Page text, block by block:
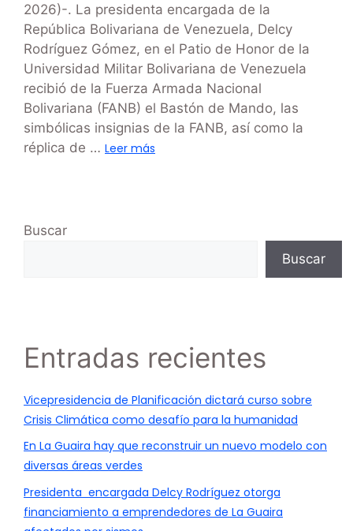
2026)-. La presidenta encargada de la
República Bolivariana de Venezuela, Delcy
Rodríguez Gómez, en el Patio de Honor de la
Universidad Militar Bolivariana de Venezuela
recibió de la Fuerza Armada Nacional
Bolivariana (FANB) el Bastón de Mando, las
simbólicas insignias de la FANB, así como la
réplica de … Leer más
Buscar
Buscar
Entradas recientes
Vicepresidencia de Planificación dictará curso sobre
Crisis Climática como desafío para la humanidad
En La Guaira hay que reconstruir un nuevo modelo con
diversas áreas verdes
Presidenta encargada Delcy Rodríguez otorga
financiamiento a emprendedores de La Guaira